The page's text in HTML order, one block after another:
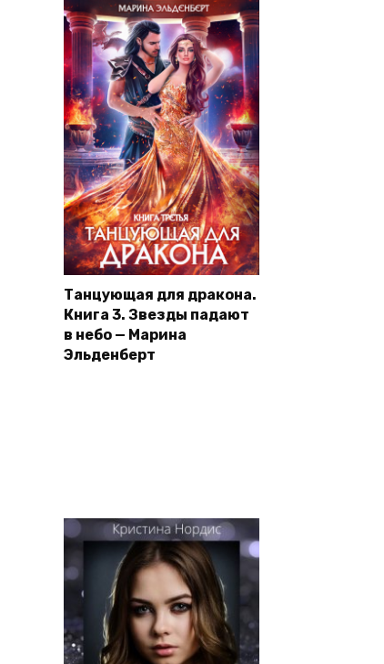
Танцующая для дракона.
Книга 3. Звезды падают
в небо — Марина
Эльденберт